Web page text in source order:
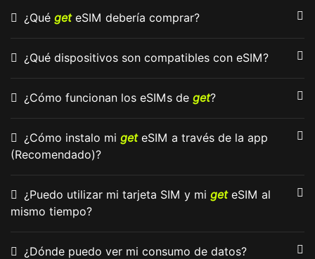
¿QuégeteSIM debería comprar?
¿Qué dispositivos son compatibles con eSIM?
¿Cómo funcionan los eSIMs deget?
¿Cómo instalo migeteSIM a través de la app
(Recomendado)?
¿Puedo utilizar mi tarjeta SIM y migeteSIM al
mismo tiempo?
¿Dónde puedo ver mi consumo de datos?